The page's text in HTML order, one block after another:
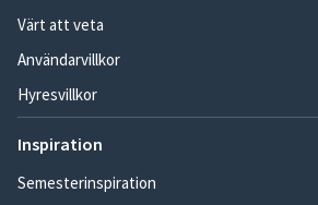
Värt att veta
Användarvillkor
Hyresvillkor
Inspiration
Semesterinspiration